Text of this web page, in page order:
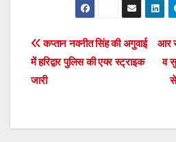
Post
navigation
आर
व
कप्तान नवनीत सिंह की अगुवाई
में हरिद्वार पुलिस की एयर स्ट्राइक
जारी